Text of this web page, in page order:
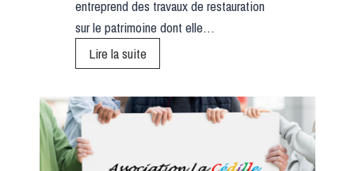
entreprend des travaux de restauration
sur le patrimoine dont elle…
Lire la suiteL
’
A
S
O